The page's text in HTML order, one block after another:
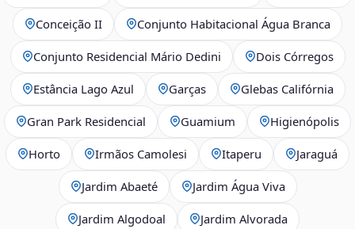
Conceição II Conjunto Habitacional Água Branca
Conjunto Residencial Mário Dedini Dois Córregos
Estância Lago Azul Garças Glebas Califórnia
Gran Park Residencial Guamium Higienópolis
Horto Irmãos Camolesi Itaperu Jaraguá
Jardim Abaeté Jardim Água Viva
Jardim Algodoal Jardim Alvorada